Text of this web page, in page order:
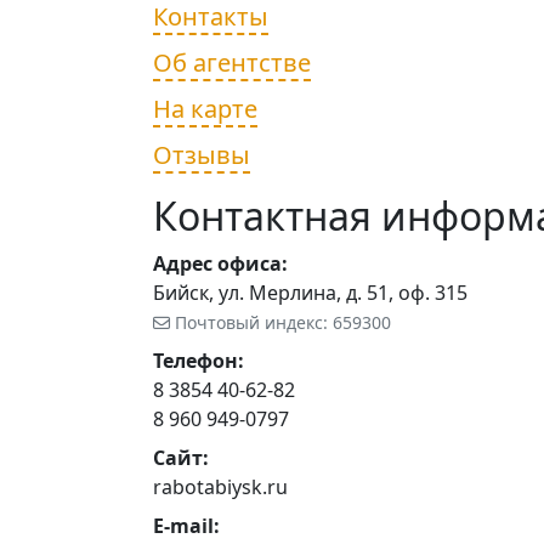
Контакты
Об агентстве
На карте
Отзывы
Контактная
Адрес офиса:
Бийск, ул. Мерлина, д. 51, оф. 315
Почтовый индекс: 659300
Телефон:
8 3854 40-62-82
8 960 949-0797
Сайт:
rabotabiysk.ru
E-mail: